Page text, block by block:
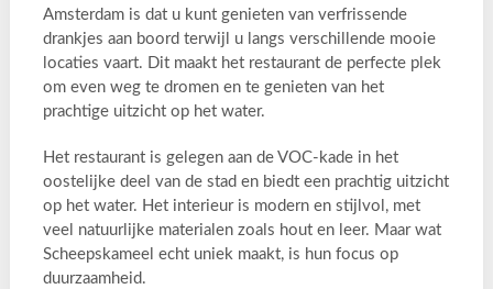
Amsterdam is dat u kunt genieten van verfrissende
drankjes aan boord terwijl u langs verschillende mooie
locaties vaart. Dit maakt het restaurant de perfecte plek
om even weg te dromen en te genieten van het
prachtige uitzicht op het water.
Het restaurant is gelegen aan de VOC-kade in het
oostelijke deel van de stad en biedt een prachtig uitzicht
op het water. Het interieur is modern en stijlvol, met
veel natuurlijke materialen zoals hout en leer. Maar wat
Scheepskameel echt uniek maakt, is hun focus op
duurzaamheid.